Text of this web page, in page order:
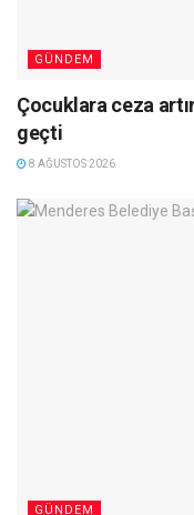
GÜNDEM
Çocuklara ceza
geçti
8 AĞUSTOS 2026
GÜNDEM